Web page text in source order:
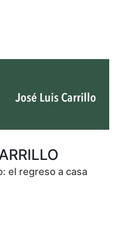
el regreso a casa